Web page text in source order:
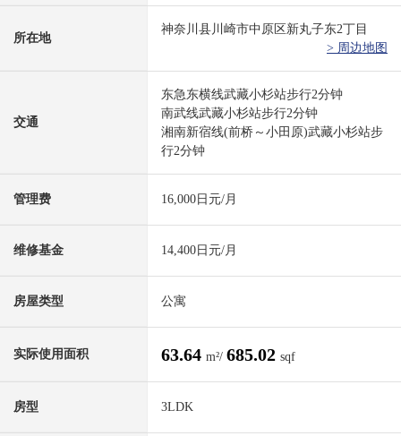
所在地
神奈川县川崎市中原区新丸子东2丁目
> 周边地图
交通
东急东横线武藏小杉站步行2分钟
南武线武藏小杉站步行2分钟
湘南新宿线(前桥～小田原)武藏小杉站步
行2分钟
管理费 16,000日元/月
维修基金 14,400日元/月
房屋类型 公寓
实际使用面积 63.64 m²/ 685.02 sqf
房型 3LDK